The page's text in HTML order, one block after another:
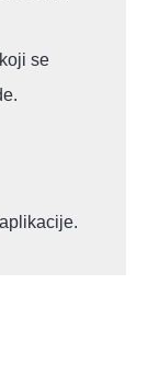
se